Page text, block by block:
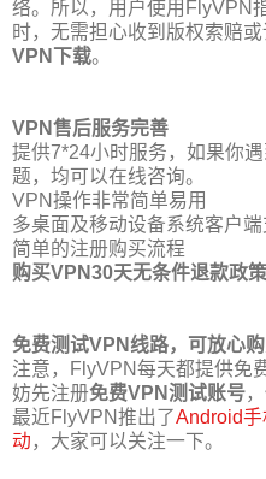
络。所以，用户使用FlyVPN
时，无需担心收到版权索赔
VPN下载。
VPN售后服务完善
提供7*24小时服务，如果你
题，均可以在线咨询。
VPN操作非常简单易用
多桌面及移动设备系统客户
简单的注册购买流程
购买VPN30天无条件退款政策
免费测试VPN线路，可放心
注意，FlyVPN每天都提供免
妨先注册免费VPN测试账号
最近FlyVPN推出了Android
动 ，大家可以关注一下。